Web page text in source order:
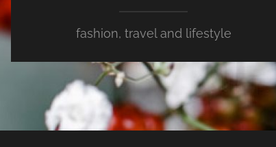
fashion, travel and lifestyle